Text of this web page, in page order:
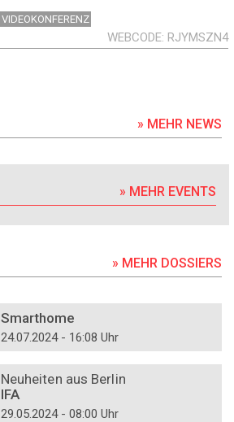
VIDEOKONFERENZ
WEBCODE RJYMSZN4
» MEHR NEWS
» MEHR EVENTS
» MEHR DOSSIERS
Smarthome
24.07.2024 - 16:08 Uhr
Neuheiten aus Berlin
IFA
29.05.2024 - 08:00 Uhr